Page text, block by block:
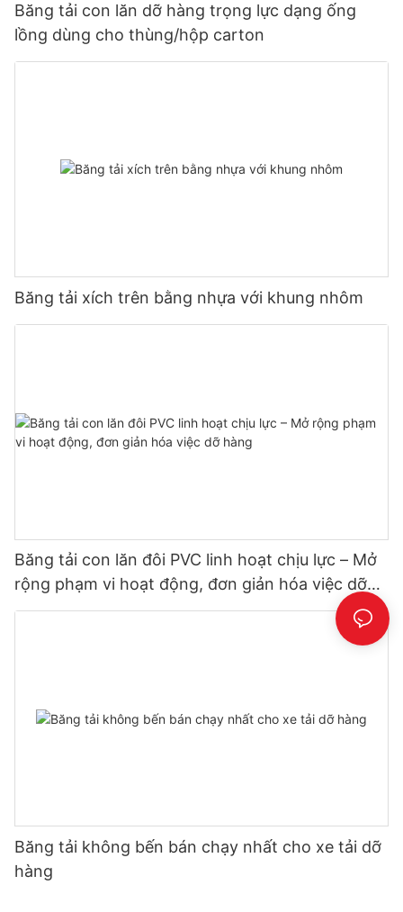
Băng tải con lăn dỡ hàng trọng lực dạng ống
lồng dùng cho thùng/hộp carton
Băng tải xích trên bằng nhựa với khung nhôm
Băng tải con lăn đôi PVC linh hoạt chịu lực – Mở
rộng phạm vi hoạt động, đơn giản hóa việc dỡ
hàng
Băng tải không bến bán chạy nhất cho xe tải dỡ
hàng